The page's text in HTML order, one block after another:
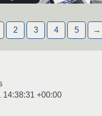
2 3 4 5 →
14:38:31 +00:00